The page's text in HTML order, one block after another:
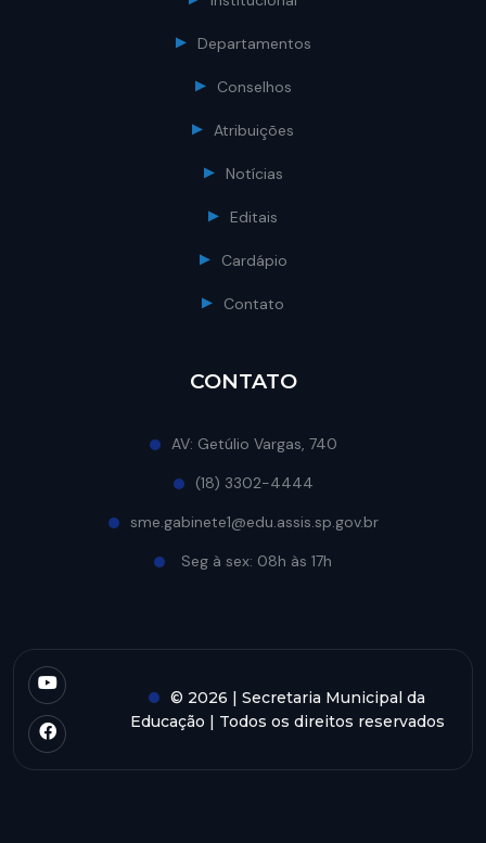
Departamentos
Conselhos
Atribuições
Notícias
Editais
Cardápio
Contato
CONTATO
AV: Getúlio Vargas, 740
(18) 3302-4444
sme.gabinete1@edu.assis.sp.gov.br
Seg à sex: 08h às 17h
© 2026 | Secretaria Municipal da
Educação | Todos os direitos reservados